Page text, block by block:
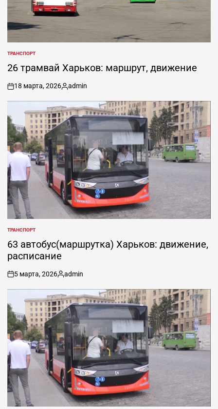
ОПУБЛИКОВАНО
В
ТРАНСПОРТ
26 трамвай Харьков: маршрут, движение
on
18 марта, 2026
Запись
от
admin
ОПУБЛИКОВАНО
В
ТРАНСПОРТ
63 автобус(маршрутка) Харьков: движение,
расписание
on
5 марта, 2026
Запись
от
admin